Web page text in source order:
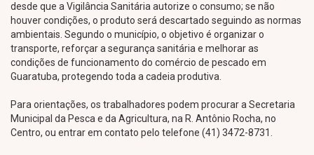
desde que a Vigilância Sanitária autorize o consumo; se não
houver condições, o produto será descartado seguindo as normas
ambientais. Segundo o município, o objetivo é organizar o
transporte, reforçar a segurança sanitária e melhorar as
condições de funcionamento do comércio de pescado em
Guaratuba, protegendo toda a cadeia produtiva.
Para orientações, os trabalhadores podem procurar a Secretaria
Municipal da Pesca e da Agricultura, na R. Antônio Rocha, no
Centro, ou entrar em contato pelo telefone (41) 3472-8731.